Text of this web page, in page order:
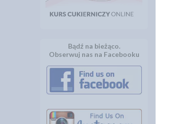
Bądź na bieżąco.
Obserwuj nas na Facebooku